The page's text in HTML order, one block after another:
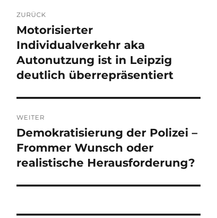
ZURÜCK
Vorheriger
Beitrag:
Motorisierter
Individualverkehr aka
Autonutzung ist in Leipzig
deutlich überrepräsentiert
WEITER
Nächster
Beitrag:
Demokratisierung der Polizei –
Frommer Wunsch oder
realistische Herausforderung?